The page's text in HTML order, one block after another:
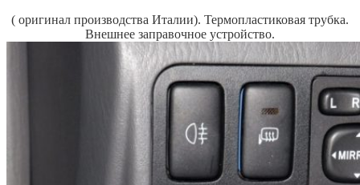
( оригинал производства Италии). Термопластиковая трубка.
Внешнее заправочное устройство.